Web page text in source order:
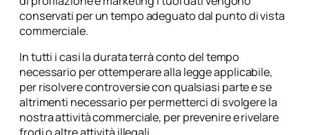
conservati per un tempo adeguato dal punto di vista
commerciale.
In tutti i casi la durata terrà conto del tempo
necessario per ottemperare alla legge applicabile,
per risolvere controversie con qualsiasi parte e se
altrimenti necessario per permetterci di svolgere la
nostra attività commerciale, per prevenire e rivelare